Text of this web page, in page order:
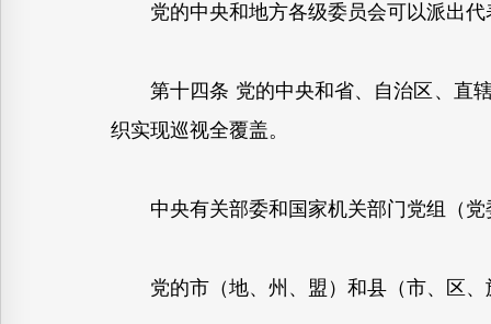
党的中央和地方各级委员会可以派出代
第十四条 党的中央和省、自治区、直辖
织实现巡视全覆盖。
中央有关部委和国家机关部门党组（党
党的市（地、州、盟）和县（市、区、